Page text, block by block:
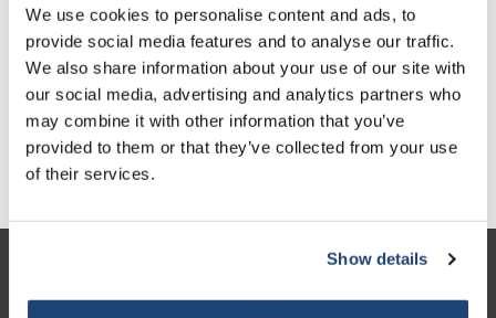
We use cookies to personalise content and ads, to
provide social media features and to analyse our traffic.
We also share information about your use of our site with
our social media, advertising and analytics partners who
may combine it with other information that you’ve
provided to them or that they’ve collected from your use
of their services.
Show details
1 Stuk
€263,55
€318,89 Meer
Toevoegen aan winkelwagen
Informatie